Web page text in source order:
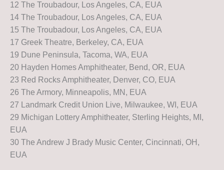
12 The Troubadour, Los Angeles, CA, EUA
14 The Troubadour, Los Angeles, CA, EUA
15 The Troubadour, Los Angeles, CA, EUA
17 Greek Theatre, Berkeley, CA, EUA
19 Dune Peninsula, Tacoma, WA, EUA
20 Hayden Homes Amphitheater, Bend, OR, EUA
23 Red Rocks Amphitheater, Denver, CO, EUA
26 The Armory, Minneapolis, MN, EUA
27 Landmark Credit Union Live, Milwaukee, WI, EUA
29 Michigan Lottery Amphitheater, Sterling Heights, MI,
EUA
30 The Andrew J Brady Music Center, Cincinnati, OH,
EUA